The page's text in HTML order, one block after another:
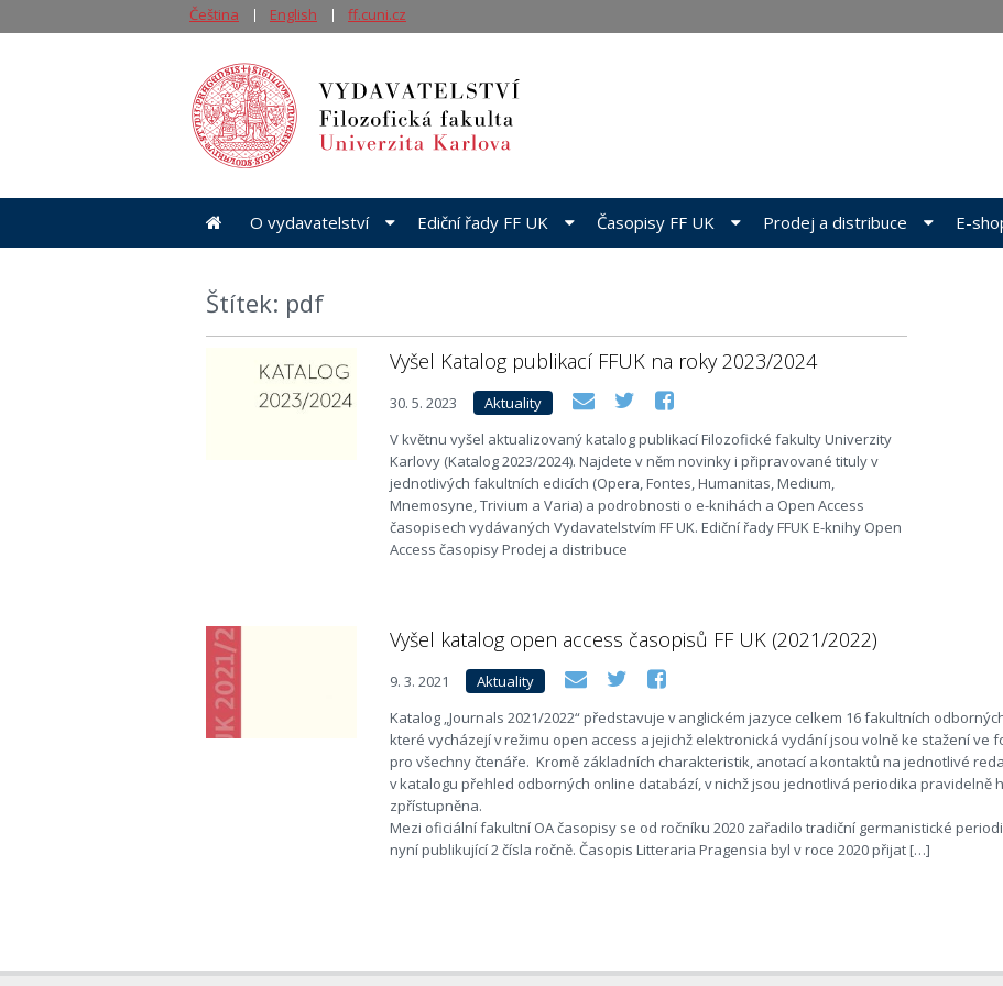
Štítek: pdf
Vyšel Katalog publikací FFUK na roky 2023/2024
30. 5. 2023
Aktuality
V květnu vyšel aktualizovaný katalog publikací Filozofické fakulty Univerzity
Karlovy (Katalog 2023/2024). Najdete v něm novinky i připravované tituly v
jednotlivých fakultních edicích (Opera, Fontes, Humanitas, Medium,
Mnemosyne, Trivium a Varia) a podrobnosti o e-knihách a Open Access
časopisech vydávaných Vydavatelstvím FF UK. Ediční řady FFUK E-knihy Open
Access časopisy Prodej a distribuce
Vyšel katalog open access časopisů FF UK (2021/2022)
9. 3. 2021
Aktuality
Katalog „Journals 2021/2022“ představuje v anglickém jazyce celkem 16 fakultních
které vycházejí v režimu open access a jejichž elektronická vydání jsou volně ke stažení ve
pro všechny čtenáře. Kromě základních charakteristik, anotací a kontaktů na jednotlivé
v katalogu přehled odborných online databází, v nichž jsou jednotlivá periodika pravidelně
zpřístupněna.
Mezi oficiální fakultní OA časopisy se od ročníku 2020 zařadilo tradiční germanistické
nyní publikující 2 čísla ročně. Časopis Litteraria Pragensia byl v roce 2020 přijat […]
O vydavatelství Ediční řady FF UK Časopisy FF UK Prodej a distribuce E-
Čeština English ff.cuni.cz